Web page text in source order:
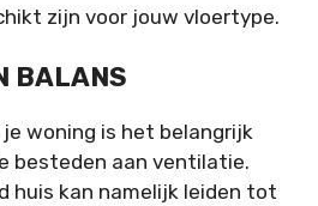
zijn voor jouw vloertype.
BALANS
woning is het belangrijk
besteden aan ventilatie.
huis kan namelijk leiden tot